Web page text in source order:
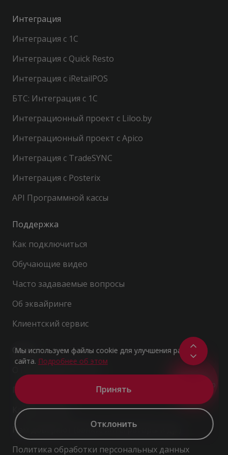
ПОЛУЧИТЬ
КОНСУЛЬТАЦИЮ
Мы используем файлы cookie для улучшения работы
сайта. Подробнее об этом
Принять
Отклонить
Интеграция
Интеграция с 1С
Интеграция с Quick Resto
Интеграция с iRetailPOS
БТС: Интеграция с 1С
Интеграционный проект с Liloo.by
Интеграционный проект с Apico
Интеграция с TradeSYNC
Интеграция с Posterix
API Программной кассы
Поддержка
Как подключиться
Обучающие видео
Часто задаваемые вопросы
Об эквайринге
Клиентский сервис
О нас
Пресса о нас
Клиенты о нас
Нам доверяют (банки, интеграторы и др.)
Политика обработки персональных данных